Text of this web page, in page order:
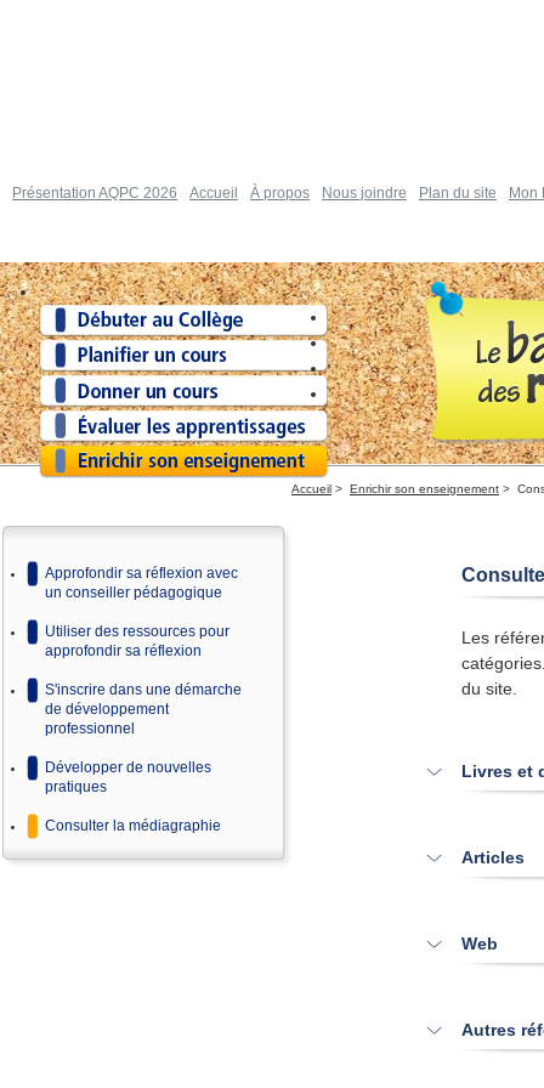
Présentation AQPC 2026 Accueil À propos Nous joindre Plan du site Mon
Accueil > Enrichir son enseignement >
Approfondir sa réflexion avec
un conseiller pédagogique
Utiliser des ressources pour
approfondir sa réflexion
S'inscrire dans une démarche
de développement
professionnel
Développer de nouvelles
pratiques
Consulter la médiagraphie
Les
du site.
Livres et
Articles
Web
Autres